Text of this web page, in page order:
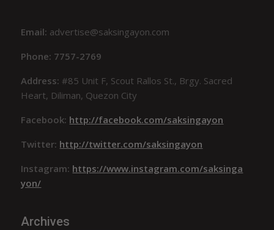
Email: advertise@saksingayon.com
Phone: 7757-2769
Address:#85 Unit F, Scout Rallos St., Brgy. Sacred
Heart, Diliman, Quezon City
Facebook: http://facebook.com/saksingayon
Twitter: http://twitter.com/saksingayon
Instagram: https://www.instagram.com/saksinga
yon/
Archives